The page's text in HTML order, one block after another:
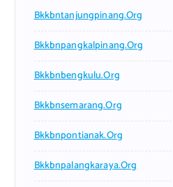
Bkkbntanjungpinang.org
Bkkbnpangkalpinang.org
Bkkbnbengkulu.org
Bkkbnsemarang.org
Bkkbnpontianak.org
Bkkbnpalangkaraya.org